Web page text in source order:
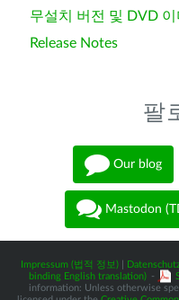
무설치 버전 및 DVD 이
Release Notes
팔
Our blog
Mastodon
Impressum (법적 정보)
binding English translation) -
information: Unless otherwise